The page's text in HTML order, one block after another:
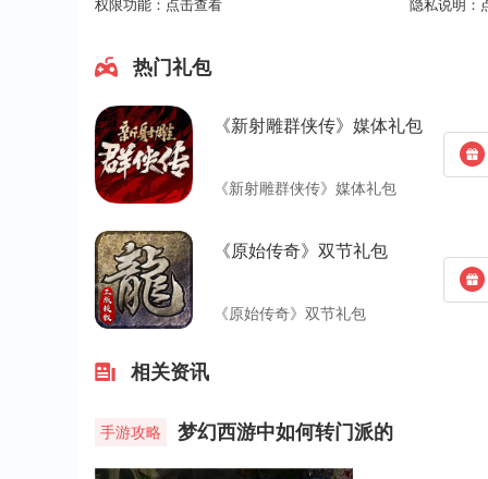
权限功能： 点击查看 隐私说明：
热门礼包
《新射雕群侠传》媒体礼包
《新射雕群侠传》媒体礼包
《原始传奇》双节礼包
《原始传奇》双节礼包
相关资讯
手游攻略 梦幻西游中如何转门派的